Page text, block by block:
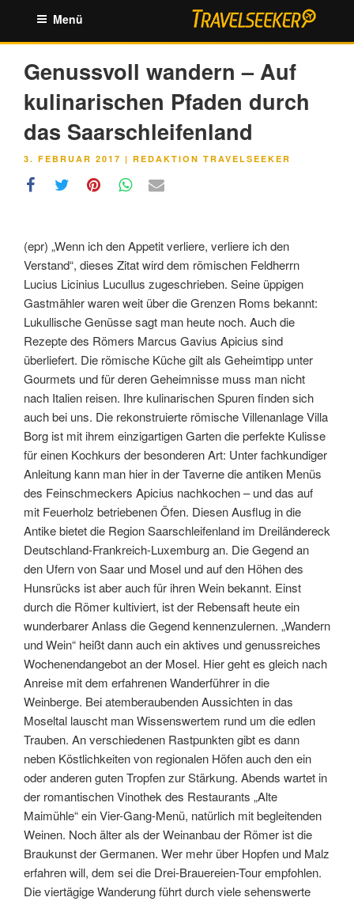
springen
Menü
Genussvoll wandern – Auf
kulinarischen Pfaden durch
das Saarschleifenland
VERÖFFENTLICHT
3. FEBRUAR 2017 | REDAKTION TRAVELSEEKER
(epr) „Wenn ich den Appetit verliere, verliere ich den
Verstand“, dieses Zitat wird dem römischen Feldherrn
Lucius Licinius Lucullus zugeschrieben. Seine üppigen
Gastmähler waren weit über die Grenzen Roms bekannt:
Lukullische Genüsse sagt man heute noch. Auch die
Rezepte des Römers Marcus Gavius Apicius sind
überliefert. Die römische Küche gilt als Geheimtipp unter
Gourmets und für deren Geheimnisse muss man nicht
nach Italien reisen. Ihre kulinarischen Spuren finden sich
auch bei uns. Die rekonstruierte römische Villenanlage Villa
Borg ist mit ihrem einzigartigen Garten die perfekte Kulisse
für einen Kochkurs der besonderen Art: Unter fachkundiger
Anleitung kann man hier in der Taverne die antiken Menüs
des Feinschmeckers Apicius nachkochen – und das auf
mit Feuerholz betriebenen Öfen. Diesen Ausflug in die
Antike bietet die Region Saarschleifenland im Dreiländereck
Deutschland-Frankreich-Luxemburg an. Die Gegend an
den Ufern von Saar und Mosel und auf den Höhen des
Hunsrücks ist aber auch für ihren Wein bekannt. Einst
durch die Römer kultiviert, ist der Rebensaft heute ein
wunderbarer Anlass die Gegend kennenzulernen. „Wandern
und Wein“ heißt dann auch ein aktives und genussreiches
Wochenendangebot an der Mosel. Hier geht es gleich nach
Anreise mit dem erfahrenen Wanderführer in die
Weinberge. Bei atemberaubenden Aussichten in das
Moseltal lauscht man Wissenswertem rund um die edlen
Trauben. An verschiedenen Rastpunkten gibt es dann
neben Köstlichkeiten von regionalen Höfen auch den ein
oder anderen guten Tropfen zur Stärkung. Abends wartet in
der romantischen Vinothek des Restaurants „Alte
Maimühle“ ein Vier-Gang-Menü, natürlich mit begleitenden
Weinen. Noch älter als der Weinanbau der Römer ist die
Braukunst der Germanen. Wer mehr über Hopfen und Malz
erfahren will, dem sei die Drei-Brauereien-Tour empfohlen.
Die viertägige Wanderung führt durch viele sehenswerte